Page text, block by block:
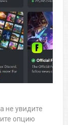
не увидите
опцию